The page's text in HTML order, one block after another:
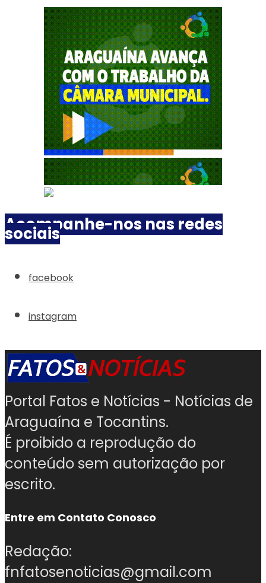
Acompanhe-nos nas redes
sociais
facebook
instagram
Portal Fatos e Notícias - Notícias de
Araguaína e Tocantins.
É proibido a reprodução do
conteúdo sem autorização por
escrito.
Entre em Contato Conosco
Redação:
fnfatosenoticias@gmail.com